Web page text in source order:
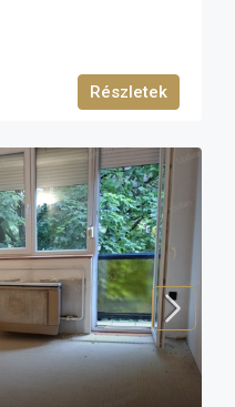
Részletek